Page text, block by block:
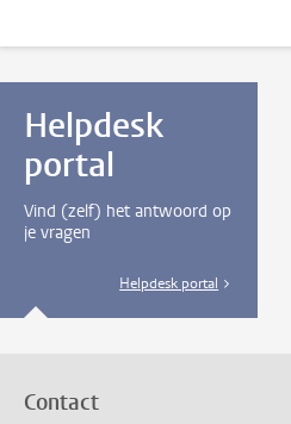
Helpdesk
portal
Vind (zelf) het antwoord op
je vragen
Helpdesk portal
Contact